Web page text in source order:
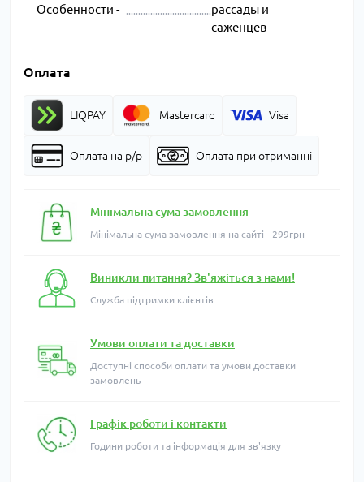
Особенности -
рассады и
саженцев
Оплата
LIQPAY Mastercard Visa
Оплата на р/р Оплата при отриманні
Мінімальна сума замовлення
Мінімальна сума замовлення на сайті - 299грн
Виникли питання? Зв'яжіться з нами!
Служба підтримки клієнтів
Умови оплати та доставки
Доступні способи оплати та умови доставки
замовлень
Графік роботи і контакти
Години роботи та інформація для зв'язку